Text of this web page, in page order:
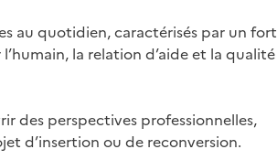
au quotidien, caractérisés par un fort
la relation d’aide et la qualité
des perspectives professionnelles,
d’insertion ou de reconversion.